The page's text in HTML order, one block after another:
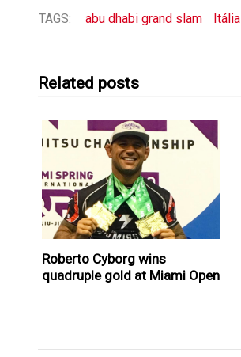
TAGS: abu dhabi grand slam Itália
Related posts
Roberto Cyborg wins
quadruple gold at Miami Open